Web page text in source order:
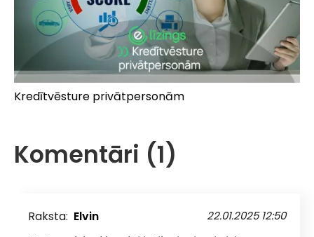
Kredītvēsture privātpersonām
Komentāri (1)
Raksta: Elvin 22.01.2025 12:50